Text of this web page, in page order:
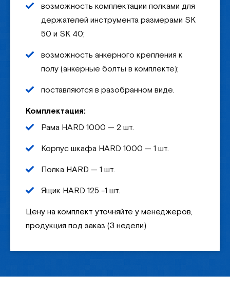
возможность комплектации полками для
держателей инструмента размерами SK
50 и SK 40;
возможность анкерного крепления к
полу (анкерные болты в комплекте);
поставляются в разобранном виде.
Комплектация:
Рама HARD 1000 — 2 шт.
Корпус шкафа HARD 1000 — 1 шт.
Полка HARD — 1 шт.
Ящик HARD 125 -1 шт.
Цену на комплект уточняйте у менеджеров,
продукция под заказ (3 недели)